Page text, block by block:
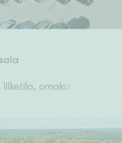
omakotitalotontteja